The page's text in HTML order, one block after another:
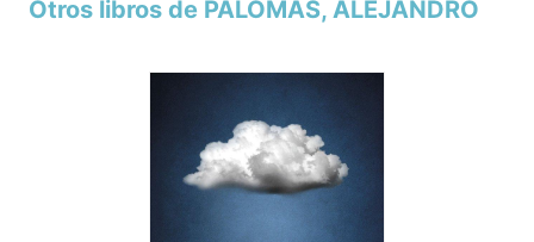
Otros libros de PALOMAS, ALEJANDRO